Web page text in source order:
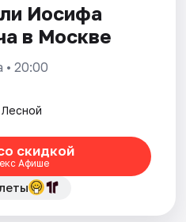
Иосифа
в Москве
• 20:00
скидкой
Афише